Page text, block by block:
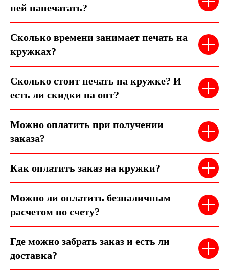
ней напечатать?
Сколько времени занимает печать на
кружках?
Сколько стоит печать на кружке? И
есть ли скидки на опт?
Можно оплатить при получении
заказа?
Как оплатить заказ на кружки?
Можно ли оплатить безналичным
расчетом по счету?
Где можно забрать заказ и есть ли
доставка?